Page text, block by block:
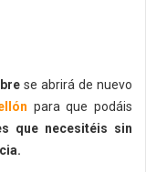
se abrirá de nuevo
para que podáis
que necesitéis sin